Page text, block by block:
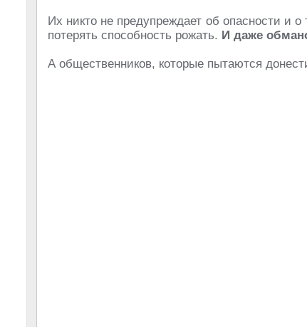
Их никто не предупреждает об опасности и о
потерять способность рожать. И даже
А общественников, которые пытаются